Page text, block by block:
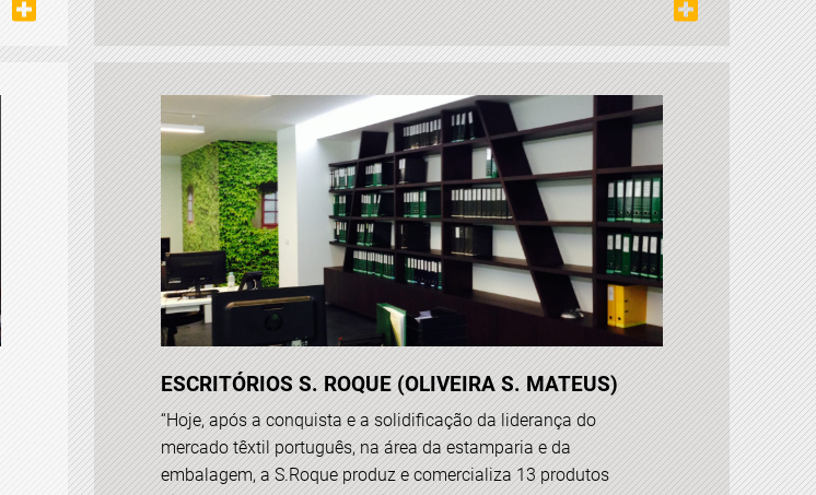
ESCRITÓRIOS S. ROQUE (OLIVEIRA S. MATEUS)
“Hoje, após a conquista e a solidificação da liderança do
mercado têxtil português, na área da estamparia e da
embalagem, a S.Roque produz e comercializa 13 produtos